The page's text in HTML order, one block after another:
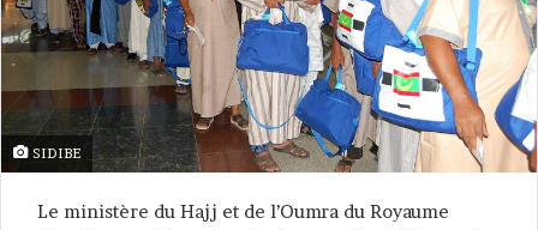
SIDIBE
Le ministère du Hajj et de l’Oumra du Royaume